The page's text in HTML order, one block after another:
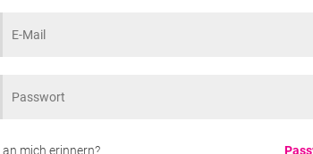
an mich erinnern?